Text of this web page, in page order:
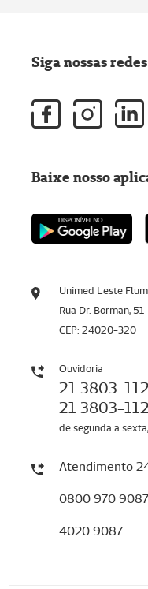
Unimed Leste
Rua Dr. Borman,
CEP: 24020-320
Ouvidoria
21 3803-
21 3803-
de segunda a
Atendimento
0800 970 9087
4020 9087
Siga nossas
Baixe nosso